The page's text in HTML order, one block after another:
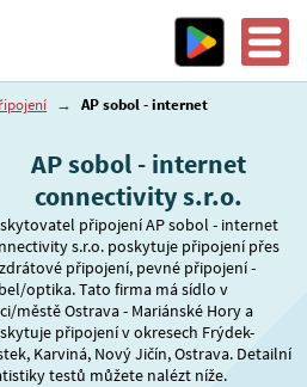
→ AP sobol - internet
AP sobol - internet
connectivity s.r.o.
připojení AP sobol - internet
s.r.o. poskytuje připojení přes
připojení, pevné připojení -
optika. Tato firma má sídlo v
městě Ostrava - Mariánské Hory a
připojení v okresech Frýdek-
Karviná, Nový Jičín, Ostrava. Detailní
testů můžete nalézt níže.